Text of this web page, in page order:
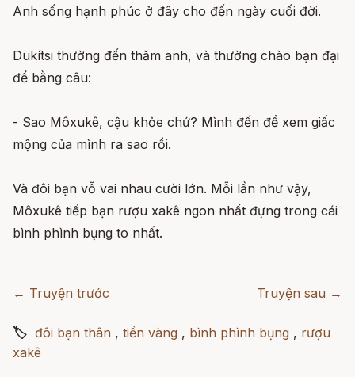
Anh sống hạnh phúc ở đây cho đến ngày cuối đời.
Dukítsi thường đến thăm anh, và thường chào bạn đại
để bằng câu:
- Sao Môxukê, cậu khỏe chứ? Mình đến để xem giấc
mộng của mình ra sao rồi.
Và đôi bạn vỗ vai nhau cười lớn. Mỗi lần như vậy,
Môxukê tiếp bạn rượu xakê ngon nhất đựng trong cái
bình phình bụng to nhất.
← Truyện trước Truyện sau →
🏷 đôi bạn thân , tiền vàng , bình phình bụng , rượu
xakê